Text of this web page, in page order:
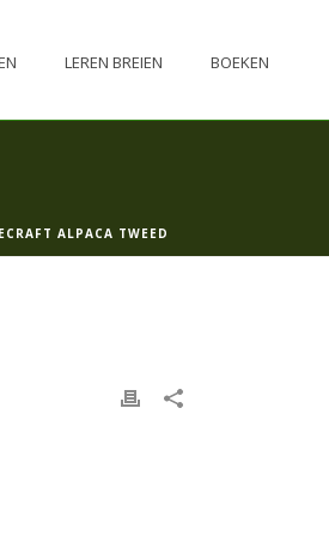
LEREN BREIEN BOEKEN
ALPACA TWEED